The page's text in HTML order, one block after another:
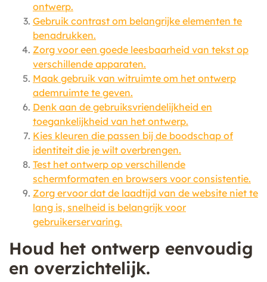
ontwerp.
Gebruik contrast om belangrijke elementen te
benadrukken.
Zorg voor een goede leesbaarheid van tekst op
verschillende apparaten.
Maak gebruik van witruimte om het ontwerp
ademruimte te geven.
Denk aan de gebruiksvriendelijkheid en
toegankelijkheid van het ontwerp.
Kies kleuren die passen bij de boodschap of
identiteit die je wilt overbrengen.
Test het ontwerp op verschillende
schermformaten en browsers voor consistentie.
Zorg ervoor dat de laadtijd van de website niet te
lang is, snelheid is belangrijk voor
gebruikerservaring.
Houd het ontwerp eenvoudig
en overzichtelijk.